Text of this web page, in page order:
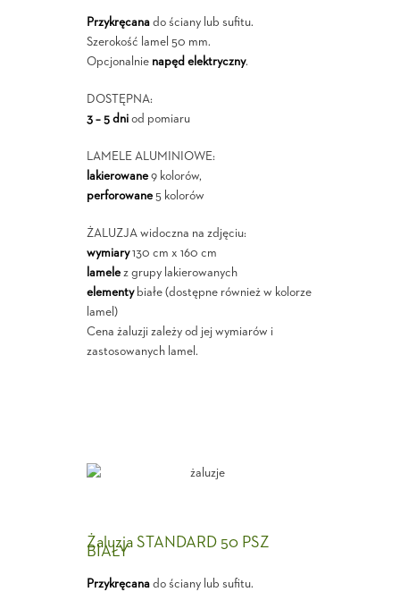
Przykręcanado ściany lub sufitu.
Szerokość lamel 50 mm.
Opcjonalnie napęd elektryczny.
DOSTĘPNA:
3 – 5 dniod pomiaru
LAMELE ALUMINIOWE:
lakierowane9 kolorów,
perforowane5 kolorów
ŻALUZJA widoczna na zdjęciu:
wymiary130 cm x 160 cm
lamelez grupy lakierowanych
elementybiałe (dostępne również w kolorze
lamel)
Cena żaluzji zależy od jej wymiarów i
zastosowanych lamel.
Żaluzja STANDARD 50 PSZ
BIAŁY
Przykręcanado ściany lub sufitu.